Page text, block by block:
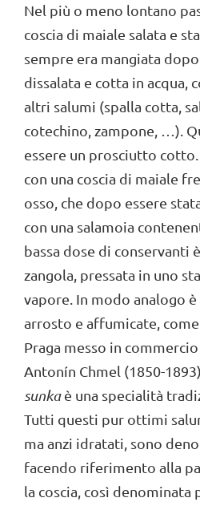
Nel più o meno lontano
coscia di maiale salata e
sempre era mangiata
dissalata e cotta in acqua,
altri salumi (spalla cotta,
cotechino, zampone, …).
essere un prosciutto
con una coscia di maiale
osso, che dopo essere
con una salamoia
bassa dose di conservanti
zangola, pressata in uno
vapore. In modo analogo
arrosto e affumicate,
Praga messo in
Antonín Chmel (1850-
sunkaè una specialità
Tutti questi pur ottimi
ma anzi idratati, sono
facendo riferimento alla
la coscia, così denominata